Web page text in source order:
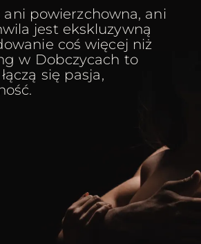
powierzchowna, ani
jest ekskluzywną
coś więcej niż
w Dobczycach to
się pasja,